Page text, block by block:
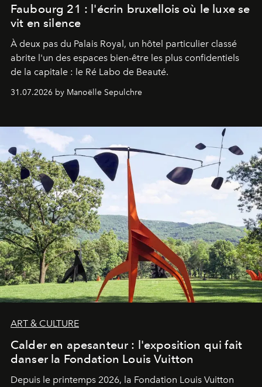
Faubourg 21 : l'écrin bruxellois où le luxe se
vit en silence
À deux pas du Palais Royal, un hôtel particulier classé
abrite l'un des espaces bien-être les plus confidentiels
de la capitale : le Ré Labo de Beauté.
31.07.2026 by Manoëlle Sepulchre
ART & CULTURE
Calder en apesanteur : l'exposition qui fait
danser la Fondation Louis Vuitton
Depuis le printemps 2026, la Fondation Louis Vuitton